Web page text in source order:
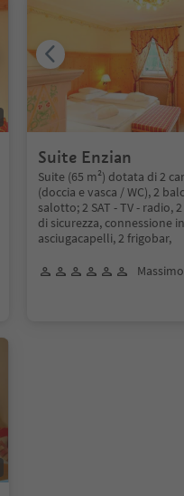
Suite Enzian
Suite (65 m²) dotata di 2
(doccia e vasca / WC), 2
salotto; 2 SAT - TV - radio,
di sicurezza, connessione
asciugacapelli, 2 frigobar,